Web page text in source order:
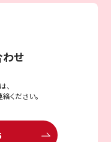
こちら
わせ
、
ください。